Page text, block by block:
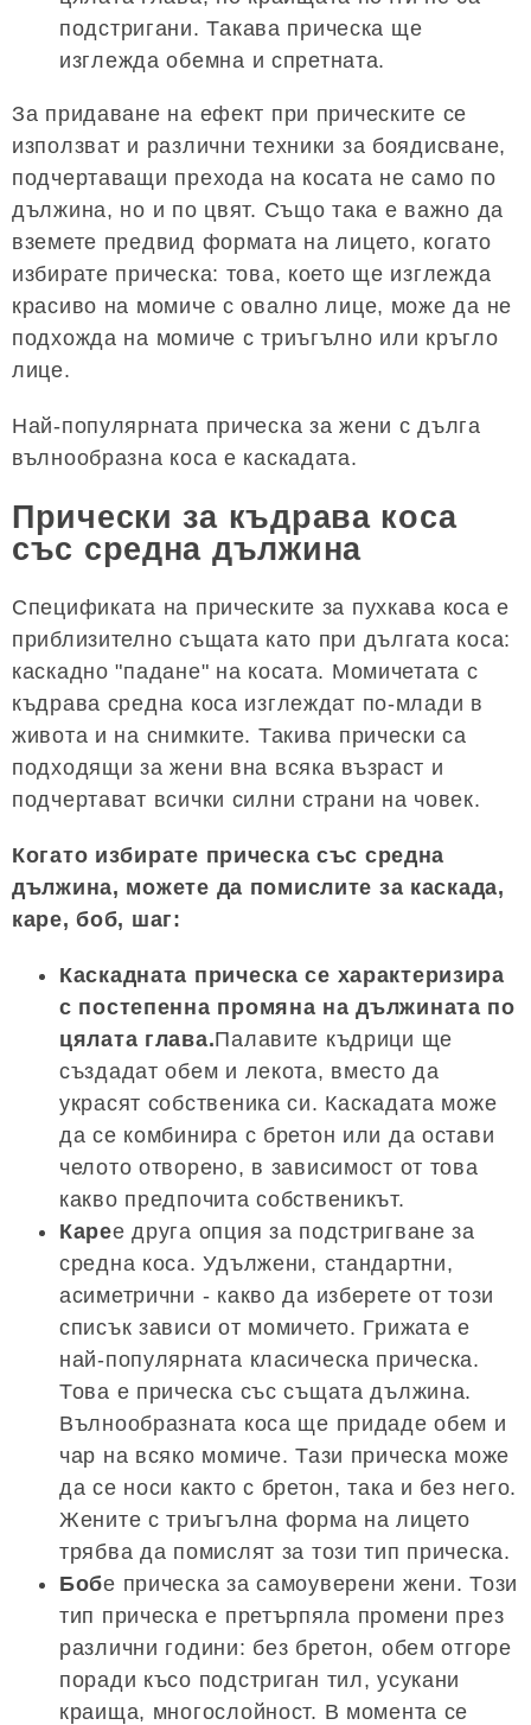
подстригани. Такава прическа ще
изглежда обемна и спретната.
За придаване на ефект при прическите се
използват и различни техники за боядисване,
подчертаващи прехода на косата не само по
дължина, но и по цвят. Също така е важно да
вземете предвид формата на лицето, когато
избирате прическа: това, което ще изглежда
красиво на момиче с овално лице, може да не
подхожда на момиче с триъгълно или кръгло
лице.
Най-популярната прическа за жени с дълга
вълнообразна коса е каскадата.
Прически за къдрава коса
със средна дължина
Спецификата на прическите за пухкава коса е
приблизително същата като при дългата коса:
каскадно "падане" на косата. Момичетата с
къдрава средна коса изглеждат по-млади в
живота и на снимките. Такива прически са
подходящи за жени вна всяка възраст и
подчертават всички силни страни на човек.
Когато избирате прическа със средна
дължина, можете да помислите за каскада,
каре, боб, шаг:
Каскадната прическа се характеризира
с постепенна промяна на дължината по
цялата глава.Палавите къдрици ще
създадат обем и лекота, вместо да
украсят собственика си. Каскадата може
да се комбинира с бретон или да остави
челото отворено, в зависимост от това
какво предпочита собственикът.
Карее друга опция за подстригване за
средна коса. Удължени, стандартни,
асиметрични - какво да изберете от този
списък зависи от момичето. Грижата е
най-популярната класическа прическа.
Това е прическа със същата дължина.
Вълнообразната коса ще придаде обем и
чар на всяко момиче. Тази прическа може
да се носи както с бретон, така и без него.
Жените с триъгълна форма на лицето
трябва да помислят за този тип прическа.
Бобе прическа за самоуверени жени. Този
тип прическа е претърпяла промени през
различни години: без бретон, обем отгоре
поради късо подстриган тил, усукани
краища, многослойност. В момента се